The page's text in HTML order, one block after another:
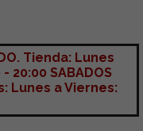
Tienda: Lunes
20:00 SABADOS
Lunes a Viernes: